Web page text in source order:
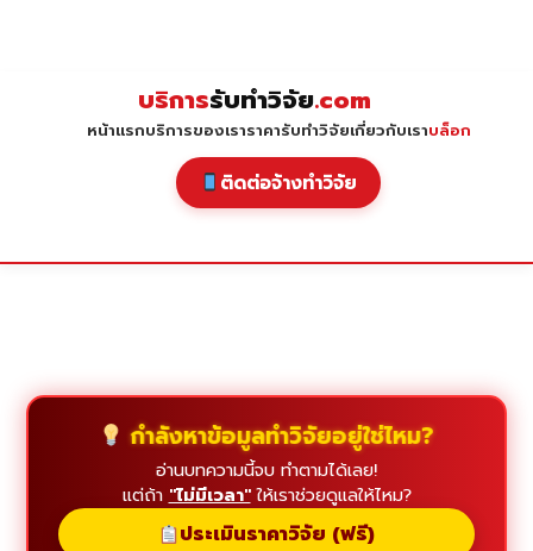
บริการรับทำวิจัย.com
หน้าแรกบริการของเราราคารับทำวิจัยเกี่ยวกับเราบล็อก
ติดต่อจ้างทำวิจัย
กำลังหาข้อมูลทำวิจัยอยู่ใช่ไหม?
อ่านบทความนี้จบ ทำตามได้เลย!
แต่ถ้า "ไม่มีเวลา"ให้เราช่วยดูแลให้ไหม?
ประเมินราคาวิจัย (ฟรี)